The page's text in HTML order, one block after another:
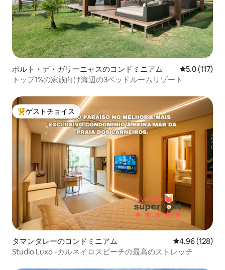
ポルト・デ・ガリーニャスのコンドミニアム レビュー117
5.0 (117)
トップ1%の家族向け海辺の3ベッドルームリゾート
大好評のゲストチョイスです。
ゲストチョイス
タマンダレーのコンドミニアム レビュー128
4.96 (128)
Studio Luxo -カルネイロスビーチの最高のストレッチ